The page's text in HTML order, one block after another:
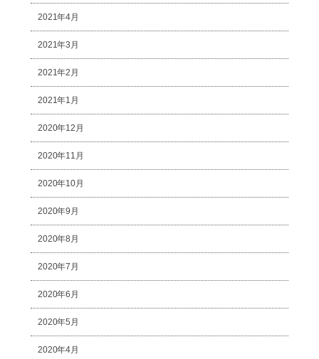
2021年4月
2021年3月
2021年2月
2021年1月
2020年12月
2020年11月
2020年10月
2020年9月
2020年8月
2020年7月
2020年6月
2020年5月
2020年4月